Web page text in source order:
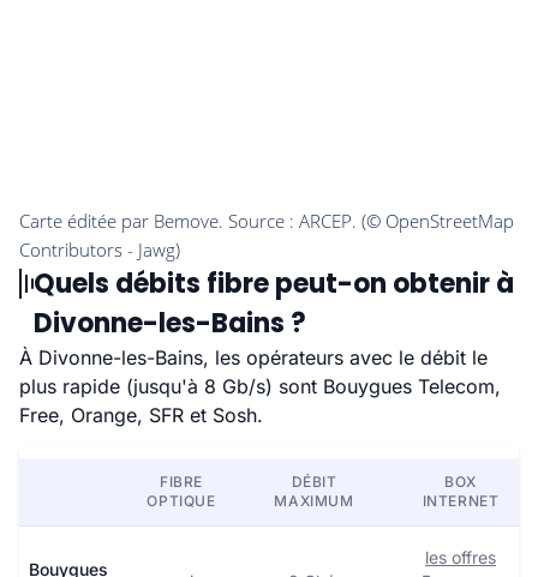
Quels débits fibre peut-on obtenir à
Divonne-les-Bains ?
À Divonne-les-Bains, les opérateurs avec le débit le
plus rapide (jusqu'à 8 Gb/s) sont Bouygues Telecom,
Free, Orange, SFR et Sosh.
FIBRE
OPTIQUE
DÉBIT
MAXIMUM
BOX
INTERNET
Bouygues
les offres